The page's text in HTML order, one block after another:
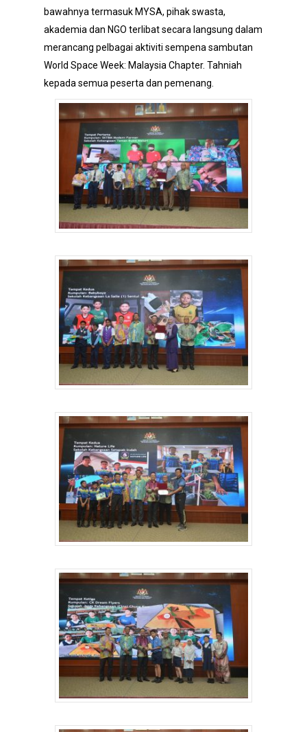
bawahnya termasuk MYSA, pihak swasta,
akademia dan NGO terlibat secara langsung dalam
merancang pelbagai aktiviti sempena sambutan
World Space Week: Malaysia Chapter. Tahniah
kepada semua peserta dan pemenang.